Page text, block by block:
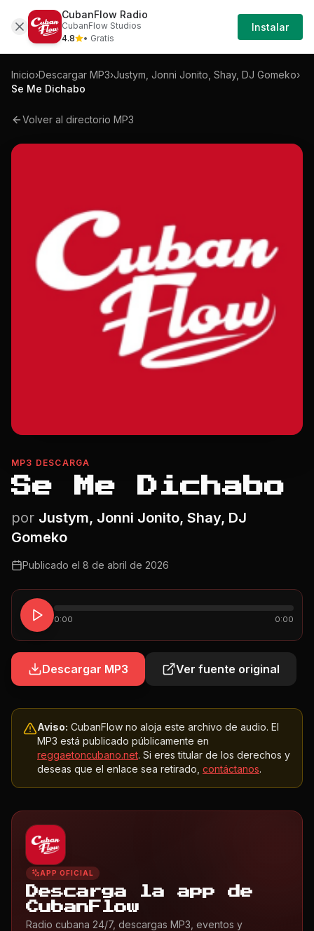
Mp3 Justym-jonni-jonito-shay-dj-gomeko-
Iniciar
Sesión
Inicio›Descargar MP3›Justym, Jonni Jonito, Shay, DJ Gomeko›
Se Me Dichabo
Volver al directorio MP3
MP3 DESCARGA
Se Me Dichabo
por Justym, Jonni Jonito, Shay, DJ
Gomeko
Publicado el 8 de abril de 2026
0:00 0:00
Descargar MP3 Ver fuente original
Aviso: CubanFlow no aloja este archivo de audio. El
MP3 está publicado públicamente en
reggaetoncubano.net. Si eres titular de los derechos y
deseas que el enlace sea retirado, contáctanos.
APP OFICIAL
Descarga la app de
CubanFlow
Radio cubana 24/7, descargas MP3, eventos y
CubanFlow Radio
CubanFlow Studios
4.8
• Gratis
Instalar